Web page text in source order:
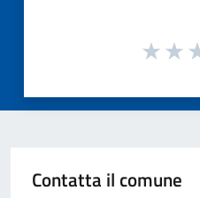
Contatta il comune